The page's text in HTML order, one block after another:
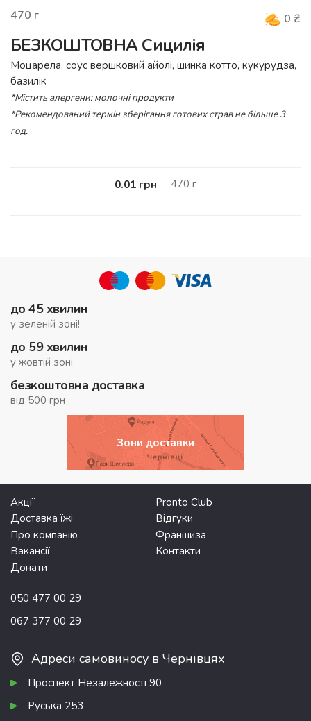
470 г 0 ₴
БЕЗКОШТОВНА Сицилія
Моцарела, cоус вершковий айолі, шинка котто, кукурудза,
базилік
*Містить алергени: молочні продукти
*Рекомендований термін зберігання готових страв не більше 3
год.
0.01 грн 470 г
до 45 хвилин
у зеленій зоні!
до 59 хвилин
у жовтій зоні
безкоштовна доставка
від 500 грн
Зони доставки
Акції
Pronto Club
Доставка їжі
Відгуки
Про компанію
Франшиза
Вакансії
Контакти
Донати
050 477 00 29
067 377 00 29
Адреси самовиносу в Чернівцях
Проспект Незалежності 90
Руська 253